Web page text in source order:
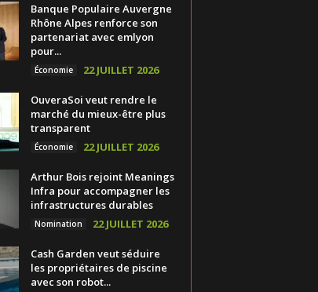
Banque Populaire Auvergne
Rhône Alpes renforce son
partenariat avec emlyon
pour...
Économie 22 JUILLET 2026
OuveraSoi veut rendre le
marché du mieux-être plus
transparent
Économie 22 JUILLET 2026
Arthur Bois rejoint Meanings
Infra pour accompagner les
infrastructures durables
Nomination 22 JUILLET 2026
Cash Garden veut séduire
les propriétaires de piscine
avec son robot...